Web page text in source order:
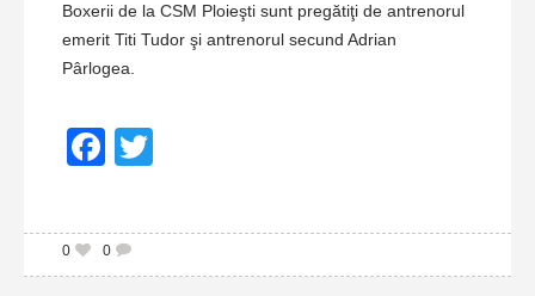
Boxerii de la CSM Ploieşti sunt pregătiţi de antrenorul
emerit Titi Tudor şi antrenorul secund Adrian
Pârlogea.
Facebook
0
0